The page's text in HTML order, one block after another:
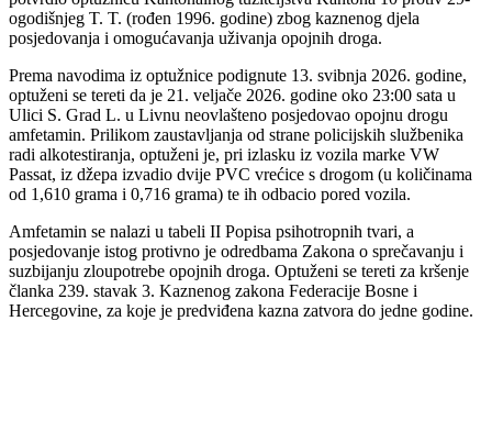
ogodišnjeg T. T. (rođen 1996. godine) zbog kaznenog djela
posjedovanja i omogućavanja uživanja opojnih droga.
Prema navodima iz optužnice podignute 13. svibnja 2026. godine,
optuženi se tereti da je 21. veljače 2026. godine oko 23:00 sata u
Ulici S. Grad L. u Livnu neovlašteno posjedovao opojnu drogu
amfetamin. Prilikom zaustavljanja od strane policijskih službenika
radi alkotestiranja, optuženi je, pri izlasku iz vozila marke VW
Passat, iz džepa izvadio dvije PVC vrećice s drogom (u količinama
od 1,610 grama i 0,716 grama) te ih odbacio pored vozila.
Amfetamin se nalazi u tabeli II Popisa psihotropnih tvari, a
posjedovanje istog protivno je odredbama Zakona o sprečavanju i
suzbijanju zloupotrebe opojnih droga. Optuženi se tereti za kršenje
članka 239. stavak 3. Kaznenog zakona Federacije Bosne i
Hercegovine, za koje je predviđena kazna zatvora do jedne godine.